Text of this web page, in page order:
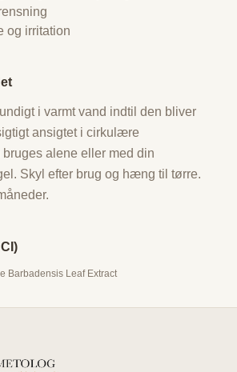
og irritation
i varmt vand indtil den bliver
ansigtet i cirkulære
alene eller med din
Skyl efter brug og hæng til tørre.
Barbadensis Leaf Extract